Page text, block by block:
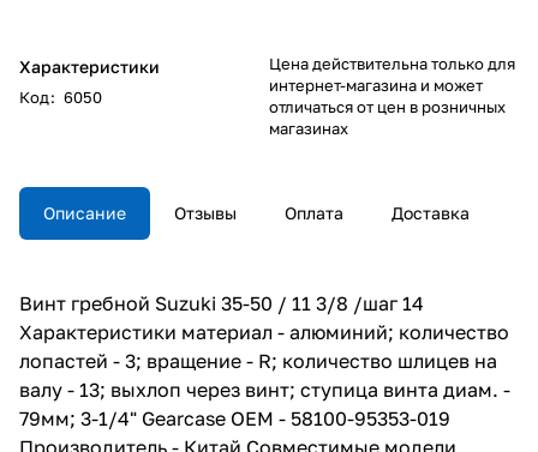
Характеристики
Код: 6050
Цена действительна только для
интернет-магазина и может
отличаться от цен в розничных
магазинах
Описание Отзывы Оплата Доставка
Винт гребной Suzuki 35-50 / 11 3/8 /шаг 14
Характеристики материал - алюминий; количество
лопастей - 3; вращение - R; количество шлицев на
валу - 13; выхлоп через винт; ступица винта диам. -
79мм; 3-1/4" Gearcase ОЕМ - 58100-95353-019
Производитель - Китай Совместимые модели